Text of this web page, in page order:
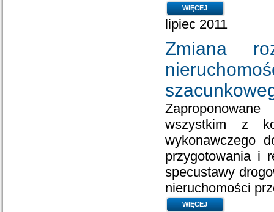
WIĘCEJ
lipiec 2011
Zmiana
wszystkim z
wykonawczego
przygotowania i
specustawy
nieruchomości
WIĘCEJ